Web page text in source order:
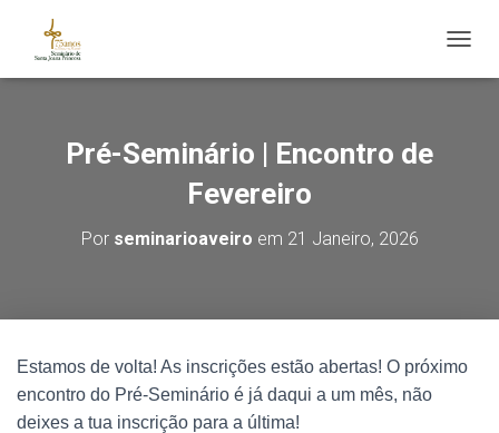
Pré-Seminário | Encontro de
Fevereiro
Por seminarioaveiro em 21 Janeiro, 2026
Estamos de volta! As inscrições estão abertas! O próximo
encontro do Pré-Seminário é já daqui a um mês, não
deixes a tua inscrição para a última!